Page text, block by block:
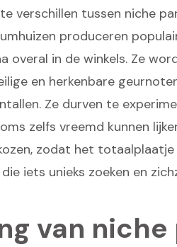
verschillen tussen niche
produceren
overal in de winkels. Ze
en herkenbare
Ze durven te
zelfs vreemd kunnen
zodat het
iets unieks zoeken en
van